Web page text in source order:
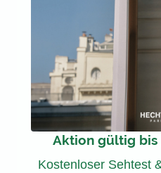
Aktion gültig bis
Kostenloser Sehtest